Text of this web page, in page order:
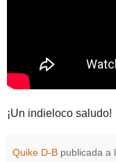
¡Un indieloco saludo!
Quike D-B publicada a